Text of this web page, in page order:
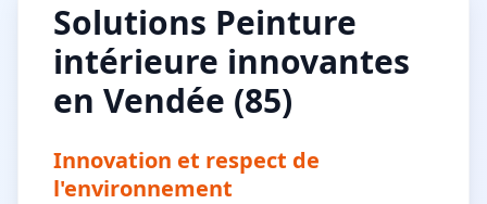
Solutions Peinture
intérieure innovantes
en Vendée (85)
Innovation et respect de
l'environnement